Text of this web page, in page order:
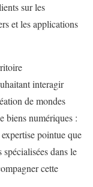
sur les
et les applications
interagir
de mondes
biens numériques :
pointue que
dans le
cette